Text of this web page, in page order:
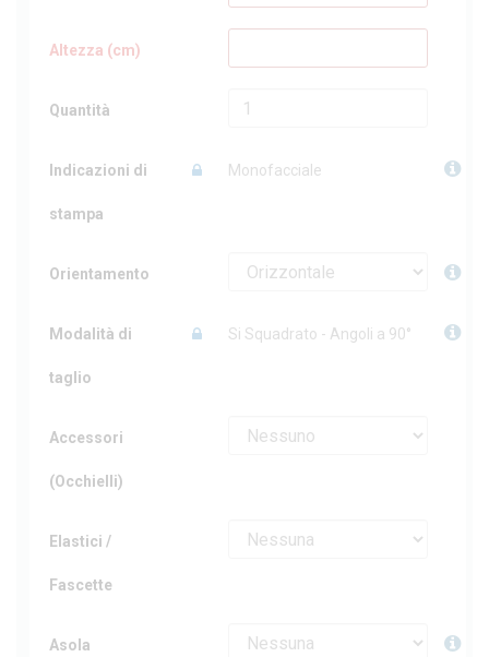
Altezza (cm)
Quantità
Indicazioni di
stampa
Monofacciale
Orientamento
Modalità di
taglio
Si Squadrato - Angoli a 90°
Accessori
(Occhielli)
Elastici /
Fascette
Asola